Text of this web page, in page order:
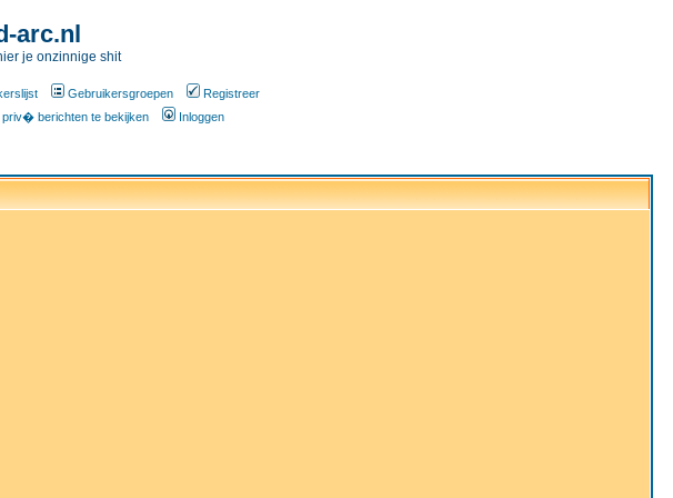
arc.nl
je onzinnige shit
Gebruikersgroepen
Registreer
priv� berichten te bekijken Inloggen